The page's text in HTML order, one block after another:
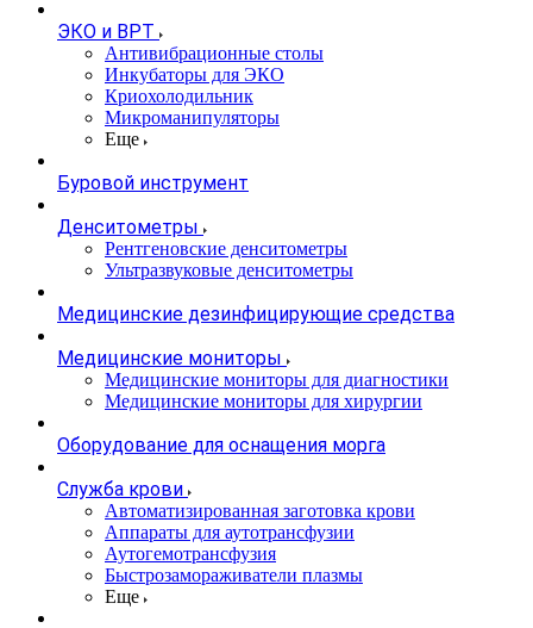
ЭКО и ВРТ
Антивибрационные столы
Инкубаторы для ЭКО
Криохолодильник
Микроманипуляторы
Еще
Буровой инструмент
Денситометры
Рентгеновские денситометры
Ультразвуковые денситометры
Медицинские дезинфицирующие средства
Медицинские мониторы
Медицинские мониторы для диагностики
Медицинские мониторы для хирургии
Оборудование для оснащения морга
Служба крови
Автоматизированная заготовка крови
Аппараты для аутотрансфузии
Аутогемотрансфузия
Быстрозамораживатели плазмы
Еще